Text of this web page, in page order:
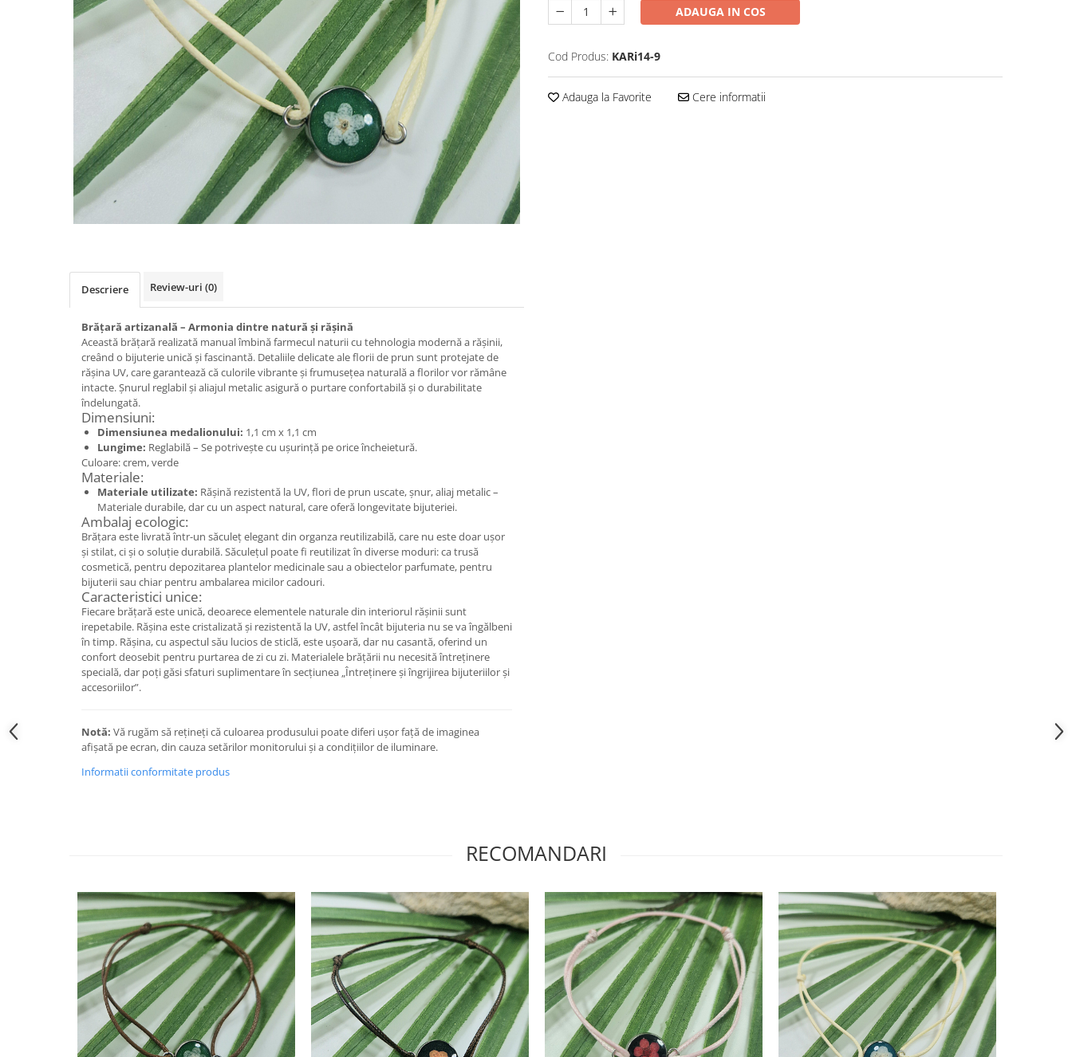
Colier / Pandantiv
Bijuterii argint
Colier / Pandantiv
Brățară de gleznă
Bijuterii aliaj metalic
Colier / Pandantiv
Mărgele / talisman
Bijuterii din Floarea de colț
Colier / Pandantiv
Suport bijuterii
Bijuterii cu cristale naturale
Cercei
Brățară
Bijuterii fără metal
Bijuterii - Alte
Suport bijuterii
Semn de carte
Produse personalizate (mărturii)
Produse zero waste
ADAUGA IN COS
Cod Produs: KARi14-9
Adauga la Favorite Cere informatii
Descriere Review-uri (0)
Brățară artizanală – Armonia dintre natură și rășină
Această brățară realizată manual îmbină farmecul naturii cu tehnologia modernă a rășinii,
creând o bijuterie unică și fascinantă. Detaliile delicate ale florii de prun sunt protejate de
rășina UV, care garantează că culorile vibrante și frumusețea naturală a florilor vor rămâne
intacte. Șnurul reglabil și aliajul metalic asigură o purtare confortabilă și o durabilitate
îndelungată.
Dimensiuni:
Dimensiunea medalionului: 1,1 cm x 1,1 cm
Lungime: Reglabilă – Se potrivește cu ușurință pe orice încheietură.
Culoare: crem, verde
Materiale:
Materiale utilizate: Rășină rezistentă la UV, flori de prun uscate, șnur, aliaj metalic –
Materiale durabile, dar cu un aspect natural, care oferă longevitate bijuteriei.
Ambalaj ecologic:
Brățara este livrată într-un săculeț elegant din organza reutilizabilă, care nu este doar ușor
și stilat, ci și o soluție durabilă. Săculețul poate fi reutilizat în diverse moduri: ca trusă
cosmetică, pentru depozitarea plantelor medicinale sau a obiectelor parfumate, pentru
bijuterii sau chiar pentru ambalarea micilor cadouri.
Caracteristici unice:
Fiecare brățară este unică, deoarece elementele naturale din interiorul rășinii sunt
irepetabile. Rășina este cristalizată și rezistentă la UV, astfel încât bijuteria nu se va îngălbeni
în timp. Rășina, cu aspectul său lucios de sticlă, este ușoară, dar nu casantă, oferind un
confort deosebit pentru purtarea de zi cu zi. Materialele brățării nu necesită întreținere
specială, dar poți găsi sfaturi suplimentare în secțiunea „Întreținere și îngrijirea bijuteriilor și
accesoriilor”.
Notă: Vă rugăm să rețineți că culoarea produsului poate diferi ușor față de imaginea
afișată pe ecran, din cauza setărilor monitorului și a condițiilor de iluminare.
Informatii conformitate produs
RECOMANDARI